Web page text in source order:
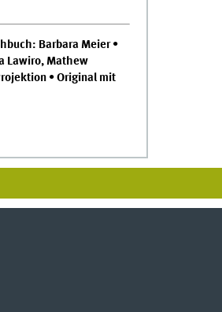
Barbara Meier •
Lawiro, Mathew
• Original mit